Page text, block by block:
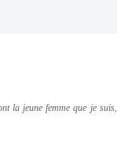
la jeune femme que je suis,